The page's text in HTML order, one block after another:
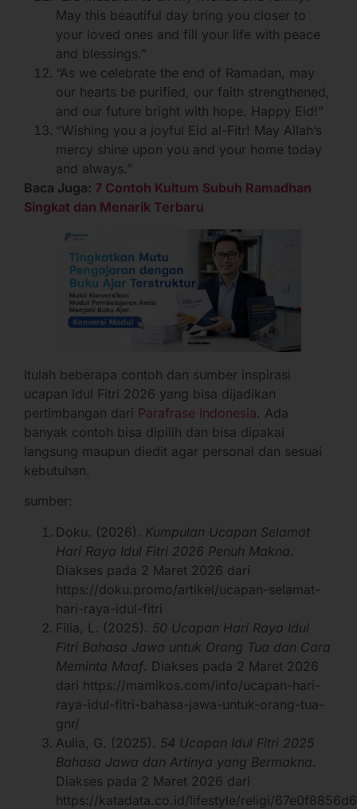
May this beautiful day bring you closer to
your loved ones and fill your life with peace
and blessings.”
“As we celebrate the end of Ramadan, may
our hearts be purified, our faith strengthened,
and our future bright with hope. Happy Eid!”
“Wishing you a joyful Eid al-Fitr! May Allah’s
mercy shine upon you and your home today
and always.”
Baca Juga: 7 Contoh Kultum Subuh Ramadhan
Singkat dan Menarik Terbaru
Itulah beberapa contoh dan sumber inspirasi
ucapan Idul Fitri 2026 yang bisa dijadikan
pertimbangan dari Parafrase Indonesia. Ada
banyak contoh bisa dipilih dan bisa dipakai
langsung maupun diedit agar personal dan sesuai
kebutuhan.
sumber:
Doku. (2026). Kumpulan Ucapan Selamat
Hari Raya Idul Fitri 2026 Penuh Makna.
Diakses pada 2 Maret 2026 dari
https://doku.promo/artikel/ucapan-selamat-
hari-raya-idul-fitri
Filia, L. (2025). 50 Ucapan Hari Raya Idul
Fitri Bahasa Jawa untuk Orang Tua dan Cara
Meminta Maaf. Diakses pada 2 Maret 2026
dari https://mamikos.com/info/ucapan-hari-
raya-idul-fitri-bahasa-jawa-untuk-orang-tua-
gnr/
Aulia, G. (2025). 54 Ucapan Idul Fitri 2025
Bahasa Jawa dan Artinya yang Bermakna.
Diakses pada 2 Maret 2026 dari
https://katadata.co.id/lifestyle/religi/